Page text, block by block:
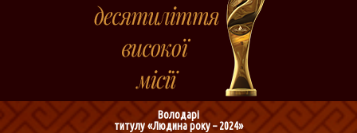
Володарі
титулу «Людина року – 2024»